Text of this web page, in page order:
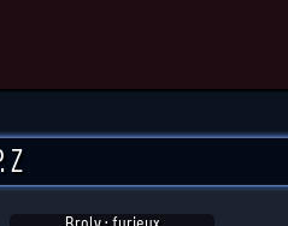
Z